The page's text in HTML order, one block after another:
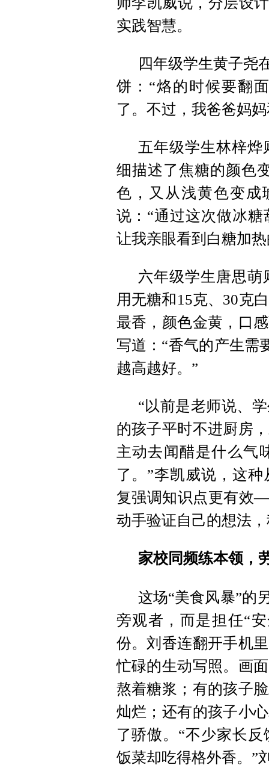
实践智慧。
四年级学生黄子尧
饼：“烙的时候要翻
了。不过，我爸爸妈
五年级学生林梓
细描述了焦糖的颜色
色，又从浅黄色变成
说：“通过这次做冰
让我亲眼看到白糖加
六年级学生唐思
用无糖和15克、30克
最香，颜色金黄，口
写道：“香气的产生需
越高越好。”
“以前是老师说、
的孩子平时不进厨房
主动去闻醋是什么气
了。”李凯威说，这
复强调知识点更有效
动手验证自己的想法
家校同频练本领，
这场“美食风暴”的
旁观者，而是担任“
份。刘香连翻开手机
忙碌的生动写照。画
熬着糖浆；有的孩子
灿烂；还有的孩子小
了骄傲。“不少家长
饭菜却吃得格外香。”